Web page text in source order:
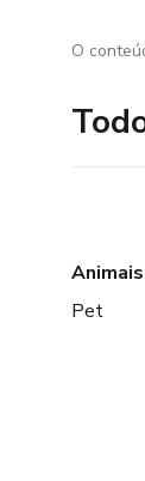
O
Pet